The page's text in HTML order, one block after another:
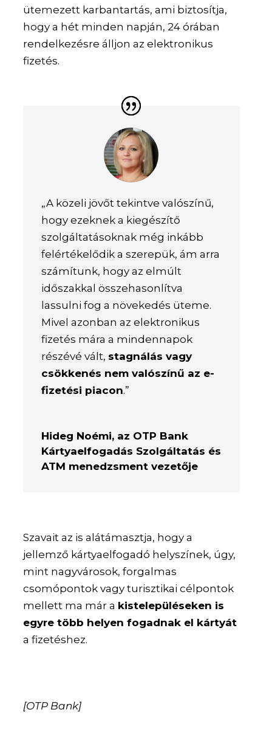
ütemezett karbantartás, ami biztosítja,
hogy a hét minden napján, 24 órában
rendelkezésre álljon az elektronikus
fizetés.
„A közeli jövőt tekintve valószínű,
hogy ezeknek a kiegészítő
szolgáltatásoknak még inkább
felértékelődik a szerepük, ám arra
számítunk, hogy az elmúlt
időszakkal összehasonlítva
lassulni fog a növekedés üteme.
Mivel azonban az elektronikus
fizetés mára a mindennapok
részévé vált, stagnálás vagy
csökkenés nem valószínű az e-
fizetési piacon.”
Hideg Noémi, az OTP Bank
Kártyaelfogadás Szolgáltatás és
ATM menedzsment vezetője
Szavait az is alátámasztja, hogy a
jellemző kártyaelfogadó helyszínek, úgy,
mint nagyvárosok, forgalmas
csomópontok vagy turisztikai célpontok
mellett ma már a kistelepüléseken is
egyre több helyen fogadnak el kártyát
a fizetéshez.
[OTP Bank]